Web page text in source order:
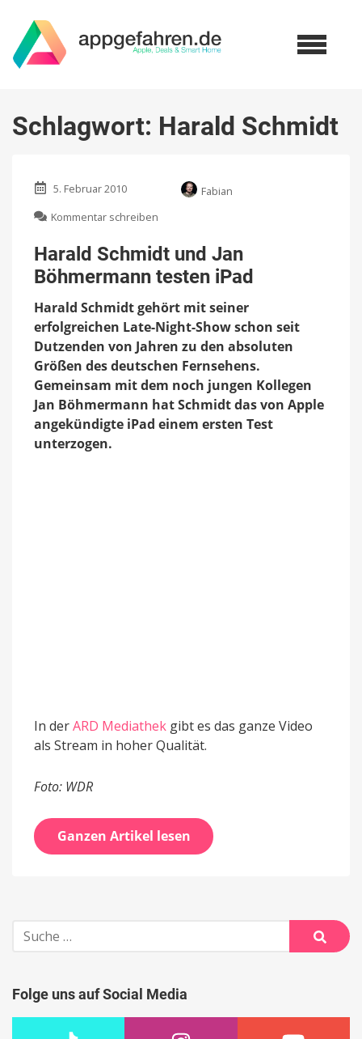
Schlagwort: Harald Schmidt
5. Februar 2010
Fabian
Kommentar schreiben
Schmidt
und
Jan
testen
iPad
Harald Schmidt und Jan
Böhmermann testen iPad
Harald Schmidt gehört mit seiner
erfolgreichen Late-Night-Show schon seit
Dutzenden von Jahren zu den absoluten
Größen des deutschen Fernsehens.
Gemeinsam mit dem noch jungen Kollegen
Jan Böhmermann hat Schmidt das von Apple
angekündigte iPad einem ersten Test
unterzogen.
In derARD Mediathek gibt es das ganze Video
als Stream in hoher Qualität.
Foto: WDR
Ganzen Artikel lesen
Suche
nach:
Suche
Folge uns auf Social Media